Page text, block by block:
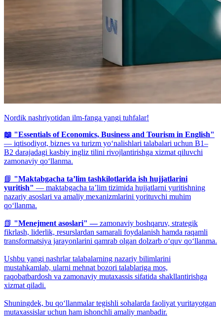
Nordik nashriyotidan ilm-fanga yangi tuhfalar!
📖 "Essentials of Economics, Business and Tourism in English"
— iqtisodiyot, biznes va turizm yo‘nalishlari talabalari uchun B1–
B2 darajadagi kasbiy ingliz tilini rivojlantirishga xizmat qiluvchi
zamonaviy qo‘llanma.
📘 "Maktabgacha ta’lim tashkilotlarida ish hujjatlarini
yuritish" — maktabgacha ta’lim tizimida hujjatlarni yuritishning
nazariy asoslari va amaliy mexanizmlarini yorituvchi muhim
qo‘llanma.
📗 "Menejment asoslari" —zamonaviy boshqaruv, strategik
fikrlash, liderlik, resurslardan samarali foydalanish hamda raqamli
transformatsiya jarayonlarini qamrab olgan dolzarb o‘quv qo‘llanma.
Ushbu yangi nashrlar talabalarning nazariy bilimlarini
mustahkamlab, ularni mehnat bozori talablariga mos,
raqobatbardosh va zamonaviy mutaxassis sifatida shakllantirishga
xizmat qiladi.
Shuningdek, bu qo‘llanmalar tegishli sohalarda faoliyat yuritayotgan
mutaxassislar uchun ham ishonchli amaliy manbadir.